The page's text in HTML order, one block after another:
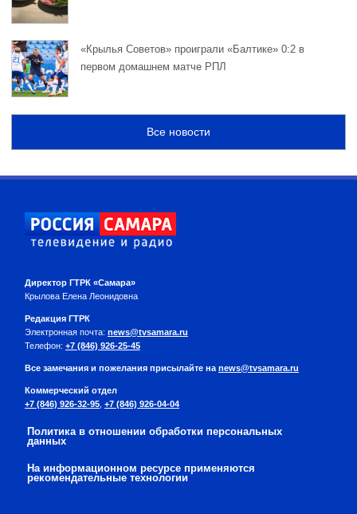
«Крылья Советов» проиграли «Балтике» 0:2 в
первом домашнем матче РПЛ
Все новости
Директор ГТРК «Самара»
Крылова Елена Леонидовна
Редакция ГТРК
Электронная почта: news@tvsamara.ru
Телефон: +7 (846) 926-25-45
Все замечания и пожелания присылайте на news@tvsamara.ru
Коммерческий отдел
+7 (846) 926-32-95 +7 (846) 926-04-04
Политика в отношении обработки персональных
данных
На информационном ресурсе применяются
рекомендательные технологии